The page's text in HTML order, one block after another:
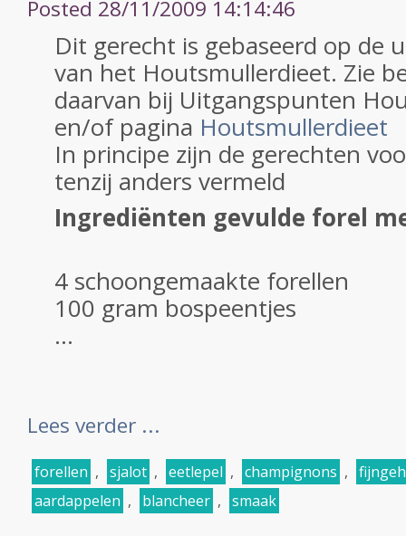
Posted 28/11/2009 14:14:46
Dit gerecht is gebaseerd op de
van het Houtsmullerdieet. Zie
daarvan bij Uitgangspunten
en/of pagina Houtsmullerdieet
In principe zijn de gerechten
tenzij anders vermeld
Ingrediënten gevulde forel
4 schoongemaakte forellen
100 gram bospeentjes
...
Lees verder ...
forellen , sjalot , eetlepel , champignons ,
aardappelen , blancheer , smaak